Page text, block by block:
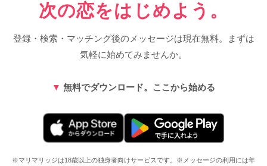
次の恋をはじめよう。
登録・検索・マッチング後のメッセージは現在無料。まずは
気軽に始めてみませんか。
無料でダウンロード。ここから始める
※マリマリッジは18歳以上の独身者向けサービスです。※メッセージの利用には年